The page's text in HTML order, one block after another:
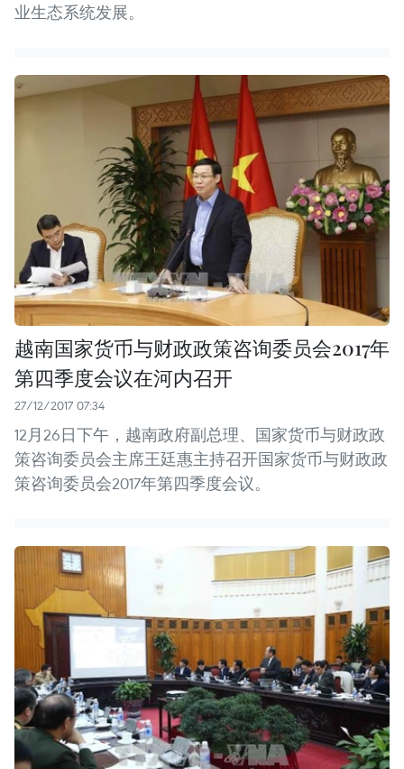
业生态系统发展。
越南国家货币与财政政策咨询委员会2017年
第四季度会议在河内召开
27/12/2017 07:34
12月26日下午，越南政府副总理、国家货币与财政政
策咨询委员会主席王廷惠主持召开国家货币与财政政
策咨询委员会2017年第四季度会议。